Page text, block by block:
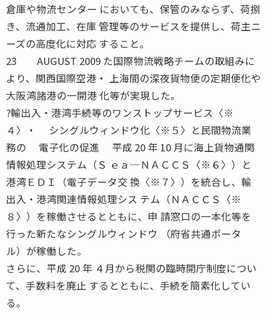
倉庫や物流センター においても、保管のみならず、荷捌
き、流通加工、在庫 管理等のサービスを提供し、荷主ニ
ーズの高度化に対応 すること。
23 AUGUST 2009 た国際物流戦略チームの取組みに
より、関西国際空港・ 上海間の深夜貨物便の定期便化や
大阪湾諸港の一開港 化等が実現した。
?輸出入・港湾手続等のワンストップサービス〈※
４〉・ シングルウィンドウ化〈※５〉と民間物流業
務の 電子化の促進 平成 20 年 10 月に海上貨物通関
情報処理システム（Ｓ ｅａ─ＮＡＣＣＳ〈※６〉）と
港湾ＥＤＩ（電子データ交 換〈※７〉）を統合し、輸
出入・港湾関連情報処理シス テム（ＮＡＣＣＳ〈※
８〉）を稼働させるとともに、申 請窓口の一本化等を
行った新たなシングルウィンドウ （府省共通ポータ
ル）が稼働した。
さらに、平成 20 年 ４月から税関の臨時開庁制度につい
て、手数料を廃止 するとともに、手続を簡素化してい
る。